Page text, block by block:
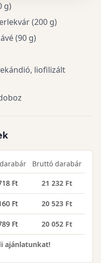
g)
(200 g)
(90 g)
liofilizált
Bruttó darabár
Ft 21 232 Ft
Ft 20 523 Ft
Ft 20 052 Ft
ajánlatunkat!